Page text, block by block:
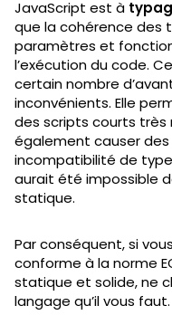
JavaScript est à
que la cohérence des
paramètres et
l’exécution du code.
certain nombre
inconvénients. Elle
des scripts courts
également causer des
incompatibilité de
aurait été impossible
statique.
Par conséquent, si
conforme à la norme
statique et solide, ne
langage qu’il vous faut.